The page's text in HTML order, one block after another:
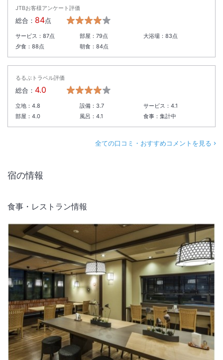
JTBお客様アンケート評価
総合： 84点
サービス： 87点 部屋： 79点 大浴場：83点
夕食： 88点 朝食： 84点
るるぶトラベル評価
総合： 4.0
立地： 4.8 設備： 3.7 サービス：4.1
部屋： 4.0 風呂： 4.1 食事：集計中
全ての口コミ・おすすめコメントを見る
宿の情報
食事・レストラン情報